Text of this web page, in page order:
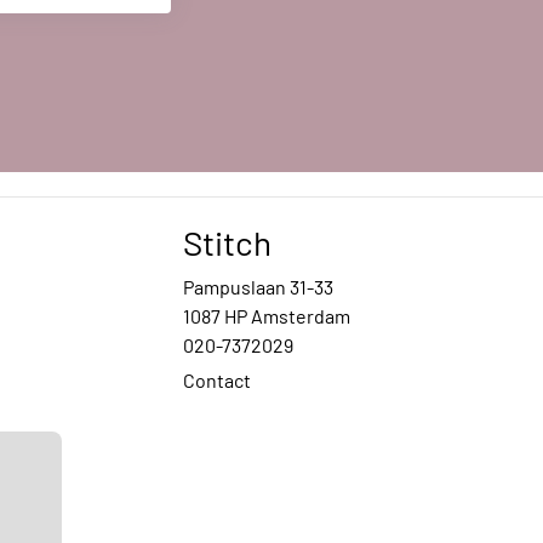
Stitch
Pampuslaan 31-33
1087 HP Amsterdam
020-7372029
Contact